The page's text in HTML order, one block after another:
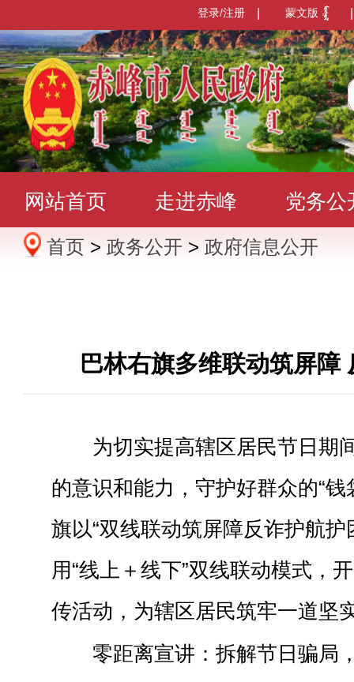
蒙文版
登录/注册
网站首页 走进赤峰 党务公
办事服务 政民互动 数据发
首页 > 政务公开 > 政府信息公开
巴林右旗多维联动筑屏障
为切实提高辖区居民节日期
的意识和能力，守护好群众的“
旗以“双线联动筑屏障反诈护航护
用“线上＋线下”双线联动模式，
传活动，为辖区居民筑牢一道坚
零距离宣讲：拆解节日骗局